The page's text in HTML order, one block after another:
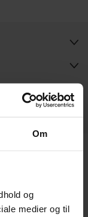
Om
og
medier og til